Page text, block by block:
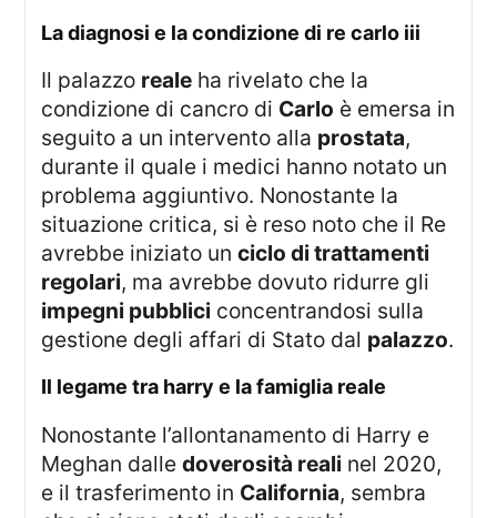
la diagnosi e la condizione di re carlo iii
Il palazzo reale ha rivelato che la
condizione di cancro di Carlo è emersa in
seguito a un intervento alla prostata,
durante il quale i medici hanno notato un
problema aggiuntivo. Nonostante la
situazione critica, si è reso noto che il Re
avrebbe iniziato unciclo di trattamenti
regolari, ma avrebbe dovuto ridurre gli
impegni pubblici concentrandosi sulla
gestione degli affari di Stato dal palazzo.
il legame tra harry e lafamiglia reale
Nonostante l’allontanamento di Harry e
Meghan dalledoverosità reali nel 2020,
e il trasferimento in California, sembra